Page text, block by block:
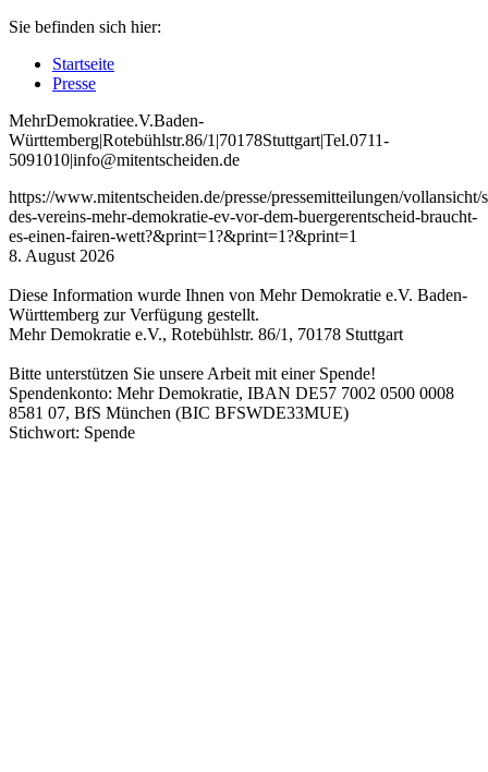
Sie befinden sich hier:
Startseite
Presse
MehrDemokratiee.V.Baden-
Württemberg|Rotebühlstr.86/1 |70178Stuttgart|Tel.0711-
5091010|info@mitentscheiden.de
https://www.mitentscheiden.de/presse/pressemitteilungen/vollansicht/
des-vereins-mehr-demokratie-ev-vor-dem-buergerentscheid-braucht-
es-einen-fairen-wett?&print=1?&print=1?&print=1
8. August 2026
Diese Information wurde Ihnen von Mehr Demokratie e.V. Baden-
Württemberg zur Verfügung gestellt.
Mehr Demokratie e.V., Rotebühlstr. 86/1, 70178 Stuttgart
Bitte unterstützen Sie unsere Arbeit mit einer Spende!
Spendenkonto: Mehr Demokratie, IBAN DE57 7002 0500 0008
8581 07, BfS München (BIC BFSWDE33MUE)
Stichwort: Spende